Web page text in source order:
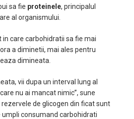
sa fie proteinele, principalul
al organismului.
in care carbohidratii sa fie mai
a diminetii, mai ales pentru
dimineata.
vii dupa un interval lung al
nu ai mancat nimic”, sune
rezervele de glicogen din ficat sunt
umpli consumand carbohidrati